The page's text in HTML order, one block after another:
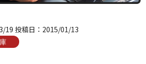
19 投稿日： 2015/01/13